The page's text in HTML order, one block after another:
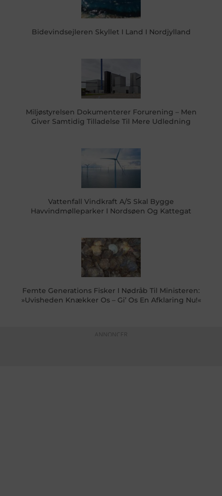
Bidevindsejleren Skyllet I Land I Nordjylland
Miljøstyrelsen Dokumenterer Forurening – Men
Giver Samtidig Tilladelse Til Mere Udledning
Vattenfall Vindkraft A/S Skal Bygge
Havvindmølleparker I Nordsøen Og Kattegat
Femte Generations Fisker I Nødråb Til Ministeren:
»Uvisheden Knækker Os – Gi’ Os En Afklaring Nu!«
ANNONCER